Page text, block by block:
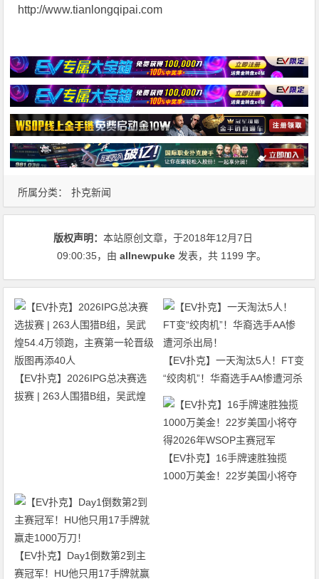
http://www.tianlongqipai.com
所属分类： 扑克新闻
版权声明：本站原创文章，于2018年12月7日
09:00:35，由allnewpuke 发表，共 1199 字。
【EV扑克】2026IPG总决赛选
拔赛 | 263人围猎B组，吴武煌
【EV扑克】一天淘汰5人！FT变
“绞肉机”！华裔选手AA惨遭河杀
出局！
【EV扑克】16手牌速胜独揽
1000万美金！22岁美国小将夺
【EV扑克】Day1倒数第2到主
赛冠军！HU他只用17手牌就赢